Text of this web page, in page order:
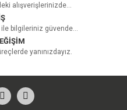
alışverişlerinizde...
ile bilgileriniz güvende...
yanınızdayız.